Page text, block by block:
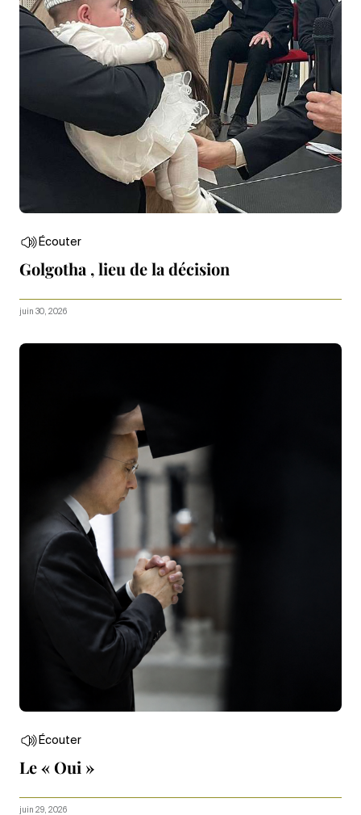
Écouter
Golgotha , lieu de la décision
juin 30, 2026
Écouter
Le « Oui »
juin 29, 2026